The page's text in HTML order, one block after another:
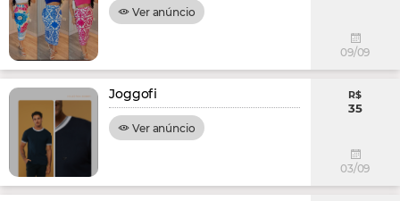
Ver anúncio
09/09
Joggofi
Ver anúncio
R$
35
03/09